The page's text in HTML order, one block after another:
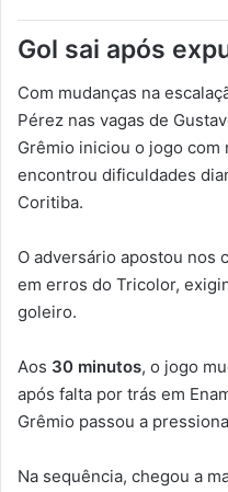
Gol sai após
Com mudanças na
Pérez nas vagas de
Grêmio iniciou o jogo com
encontrou dificuldades
Coritiba.
O adversário apostou nos
em erros do Tricolor,
goleiro.
Aos 30 minutos, o jogo
após falta por trás em
Grêmio passou a
Na sequência, chegou a